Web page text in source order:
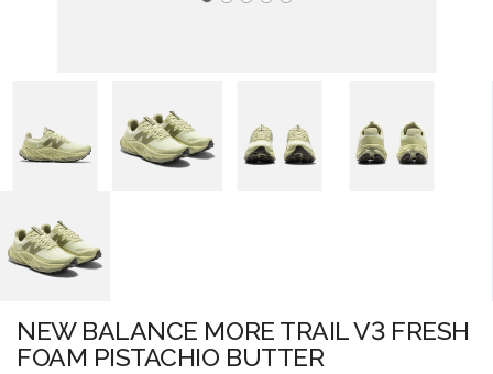
NEW BALANCE MORE TRAIL V3 FRESH
FOAM PISTACHIO BUTTER